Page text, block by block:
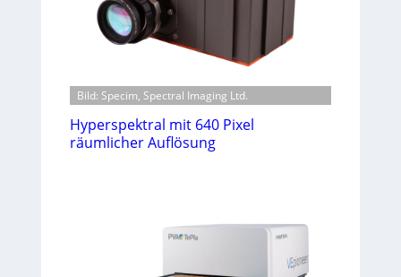
Bild: Specim, Spectral Imaging Ltd.
Hyperspektral mit 640 Pixel
räumlicher Auflösung